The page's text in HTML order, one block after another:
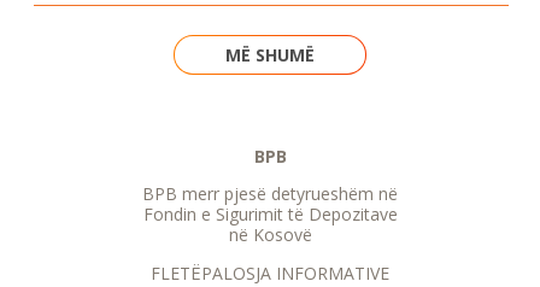
MË SHUMË
BPB
BPB merr pjesë detyrueshëm në
Fondin e Sigurimit të Depozitave
në Kosovë
FLETËPALOSJA INFORMATIVE